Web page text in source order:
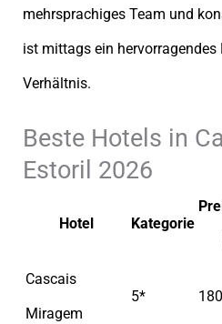
mehrsprachiges Team und
ist mittags ein hervorragendes
Verhältnis.
Beste Hotels in
Estoril 2026
Hotel Kategorie
Cascais
Miragem
5*